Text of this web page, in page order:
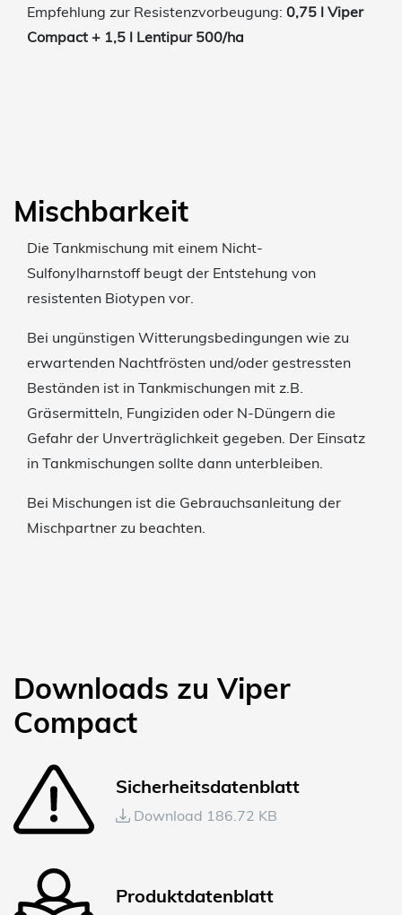
Empfehlung zur Resistenzvorbeugung: 0,75 l Viper
Compact + 1,5 l Lentipur 500/ha
Mischbarkeit
Die Tankmischung mit einem Nicht-
Sulfonylharnstoff beugt der Entstehung von
resistenten Biotypen vor.
Bei ungünstigen Witterungsbedingungen wie zu
erwartenden Nachtfrösten und/oder gestressten
Beständen ist in Tankmischungen mit z.B.
Gräsermitteln, Fungiziden oder N-Düngern die
Gefahr der Unverträglichkeit gegeben. Der Einsatz
in Tankmischungen sollte dann unterbleiben.
Bei Mischungen ist die Gebrauchsanleitung der
Mischpartner zu beachten.
Downloads zu Viper
Compact
Sicherheitsdatenblatt
Download 186.72 KB
Produktdatenblatt